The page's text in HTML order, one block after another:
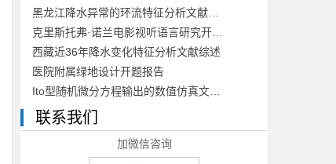
西藏近36年降水变化特征分析文献综述
医院附属绿地设计开题报告
联系我们
加微信咨询